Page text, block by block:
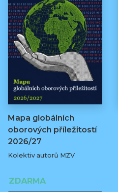
Mapa globálních
oborových příležitostí
2026/27
Kolektiv autorů MZV
ZDARMA